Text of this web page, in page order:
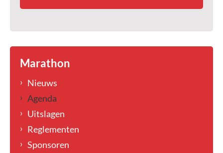
Marathon
Nieuws
Agenda
Uitslagen
Reglementen
Sponsoren